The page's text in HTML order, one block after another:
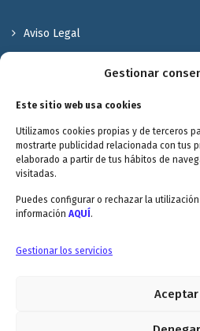
Gestionar
Este sitio web usa cookies
Utilizamos cookies propias y de terceros
mostrarte publicidad relacionada con tus
elaborado a partir de tus hábitos de
visitadas.
Puedes configurar o rechazar la
información AQUÍ .
Gestionar los servicios
Aceptar
Aviso Legal
Valóranos
Envitec Murcia: Maquinaria de
Envitec Valencia: Maquinaria de